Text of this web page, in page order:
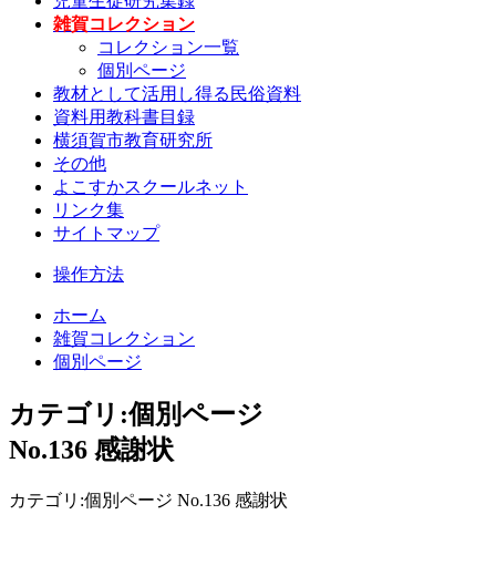
雑賀コレクション
コレクション一覧
個別ページ
教材として活用し得る民俗資料
資料用教科書目録
横須賀市教育研究所
その他
よこすかスクールネット
リンク集
サイトマップ
操作方法
ホーム
雑賀コレクション
個別ページ
カテゴリ:個別ページ
No.136 感謝状
カテゴリ:個別ページ No.136 感謝状